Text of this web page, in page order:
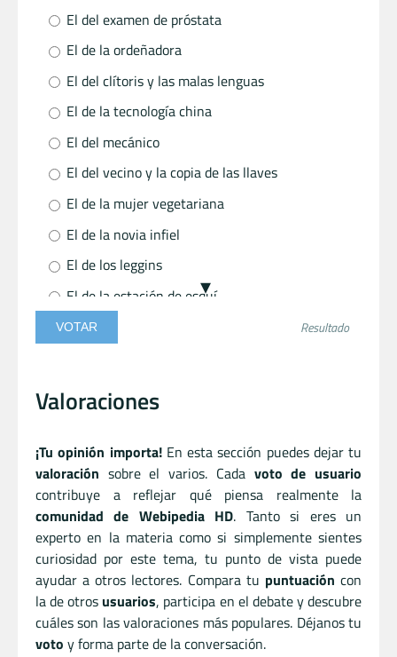
El del examen de próstata
El de la ordeñadora
El del clítoris y las malas lenguas
El de la tecnología china
El del mecánico
El del vecino y la copia de las llaves
El de la mujer vegetariana
El de la novia infiel
El de los leggins
El de la estación de esquí
El del consolador
El del marido que se hace la vasectomía
El del abuelito que prefiere el sexo a la navidad
El de caperucita y su cestita
El de la vida amorosa
Funcionario
ninguno
Telaraña
Pepito
Resultado
Valoraciones
¡Tu opinión importa!En esta sección puedes dejar tu
valoración sobre el varios. Cada voto de usuario
contribuye a reflejar qué piensa realmente la
comunidad de Webipedia HD. Tanto si eres un
experto en la materia como si simplemente sientes
curiosidad por este tema, tu punto de vista puede
ayudar a otros lectores. Compara tu puntuación con
la de otros usuarios, participa en el debate y descubre
cuáles son las valoraciones más populares. Déjanos tu
voto y forma parte de la conversación.